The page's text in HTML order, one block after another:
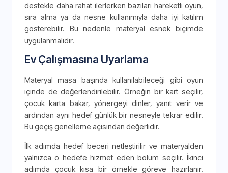
destekle daha rahat ilerlerken bazıları hareketli oyun,
sıra alma ya da nesne kullanımıyla daha iyi katılım
gösterebilir. Bu nedenle materyal esnek biçimde
uygulanmalıdır.
Ev Çalışmasına Uyarlama
Materyal masa başında kullanılabileceği gibi oyun
içinde de değerlendirilebilir. Örneğin bir kart seçilir,
çocuk karta bakar, yönergeyi dinler, yanıt verir ve
ardından aynı hedef günlük bir nesneyle tekrar edilir.
Bu geçiş genelleme açısından değerlidir.
İlk adımda hedef beceri netleştirilir ve materyalden
yalnızca o hedefe hizmet eden bölüm seçilir. İkinci
adımda çocuk kısa bir örnekle göreve hazırlanır.